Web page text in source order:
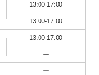
13:00-17:00
13:00-17:00
13:00-17:00
ー
ー